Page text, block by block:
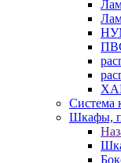
Система
Шкафы,